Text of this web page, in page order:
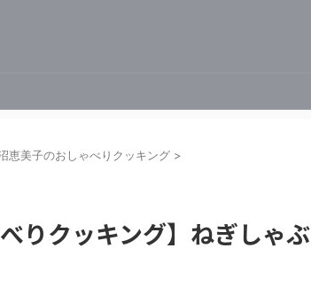
沼恵美子のおしゃべりクッキング >
りクッキング】ねぎしゃぶ